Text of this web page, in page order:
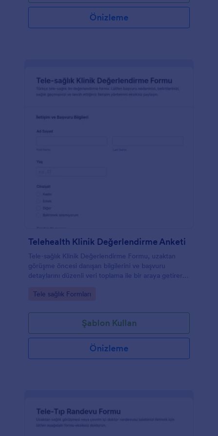
Önizleme
Telehealth Klinik Değerlendirme Anketi
Tele-sağlık Klinik Değerlendirme Formu, uzaktan
görüşme öncesi danışan bilgilerini ve başvuru
detaylarını düzenli veri toplama ile bir araya getirerek
kolaylaştırır.
Go to Category:
Tele sağlık Formları
Şablon Kullan
Önizleme